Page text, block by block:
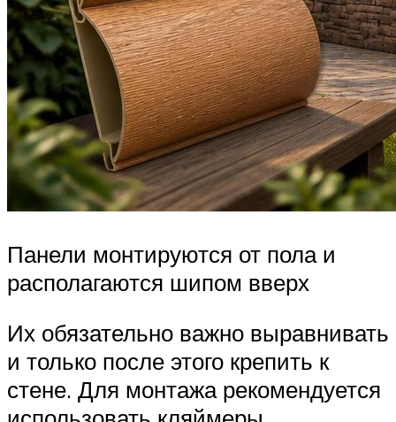
Панели монтируются от пола и
располагаются шипом вверх
Их обязательно важно выравнивать
и только после этого крепить к
стене. Для монтажа рекомендуется